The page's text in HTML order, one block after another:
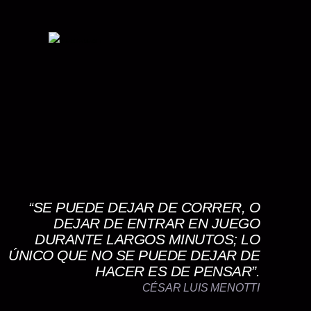
“SE PUEDE DEJAR DE CORRER, O
DEJAR DE ENTRAR EN JUEGO
DURANTE LARGOS MINUTOS; LO
ÚNICO QUE NO SE PUEDE DEJAR DE
HACER ES DE PENSAR”.
CÉSAR LUIS MENOTTI